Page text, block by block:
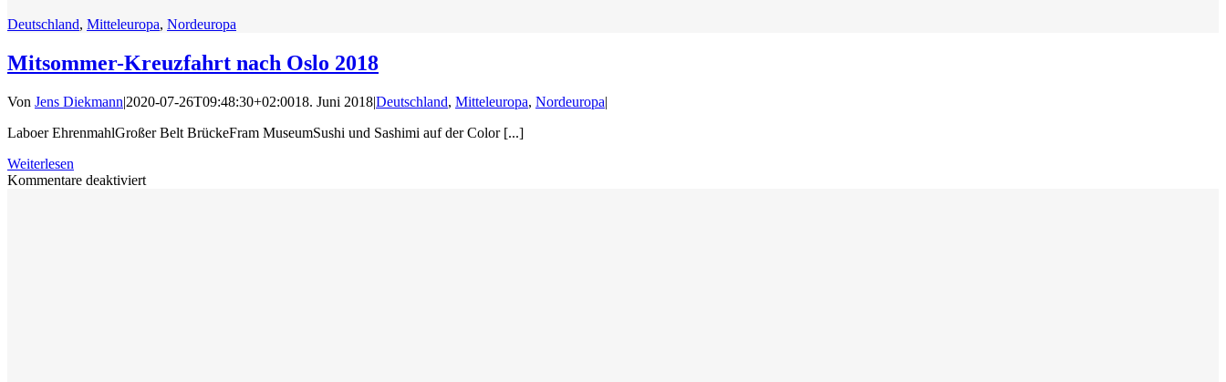
Deutschland, Mitteleuropa, Nordeuropa
Mitsommer-Kreuzfahrt nach Oslo 2018
Von Jens Diekmann|2020-07-26T09:48:30+02:0018. Juni 2018|Deutschland, Mitteleuropa, Nordeuropa|
Laboer EhrenmahlGroßer Belt BrückeFram MuseumSushi und Sashimi auf der Color [...]
Weiterlesen
Kommentare deaktiviertfür